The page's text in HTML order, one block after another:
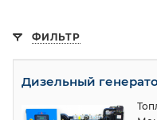
ФИЛЬТР
Дизельный